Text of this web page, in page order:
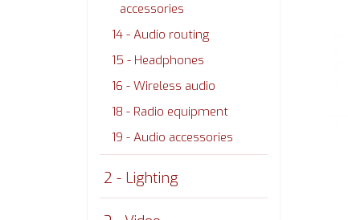
accessories
14 - Audio routing
15 - Headphones
16 - Wireless audio
18 - Radio equipment
19 - Audio accessories
2 - Lighting